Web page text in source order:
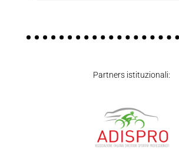
Partners istituzionali: